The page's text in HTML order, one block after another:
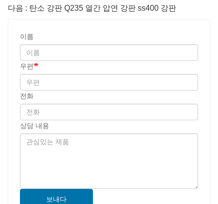
다음 : 탄소 강판 Q235 열간 압연 강판 ss400 강판
이름
우편
전화
상담 내용
보내다